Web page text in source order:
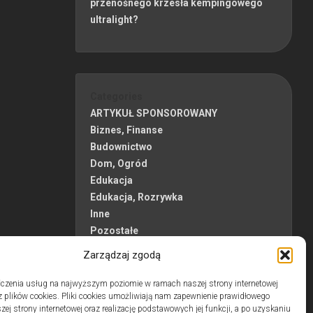
Zarządzaj zgodą
usług na najwyższym poziomie w ramach naszej strony internetowej
plików cookies. Pliki cookies umożliwiają nam zapewnienie prawidłowego
strony internetowej oraz realizację podstawowych jej funkcji, a po uzyskaniu
przenośnego krzesła kempingowego
ultralight?
ARTYKUŁ SPONSOROWANY
Biznes, Finanse
Budownictwo
Dom, Ogród
Edukacja
Edukacja, Rozrywka
Inne
Pozostałe
Uroda, Zdrowie
Usługi